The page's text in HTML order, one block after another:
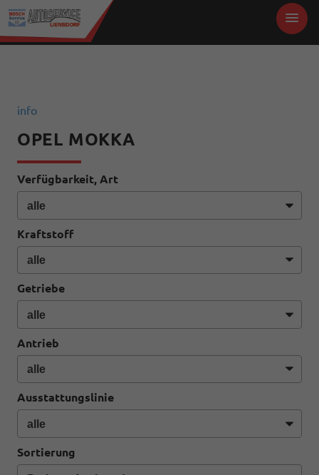
info
OPEL MOKKA
Verfügbarkeit, Art
Kraftstoff
Getriebe
Antrieb
Ausstattungslinie
Sortierung